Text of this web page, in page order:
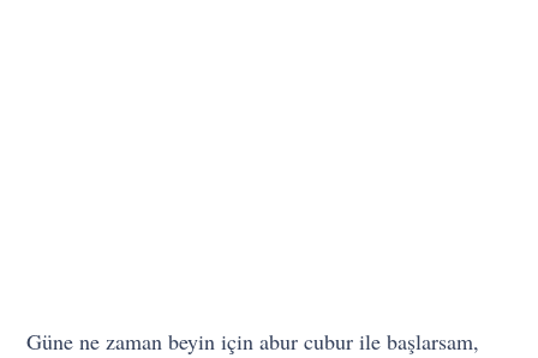
Güne ne zaman beyin için abur cubur ile başlarsam,